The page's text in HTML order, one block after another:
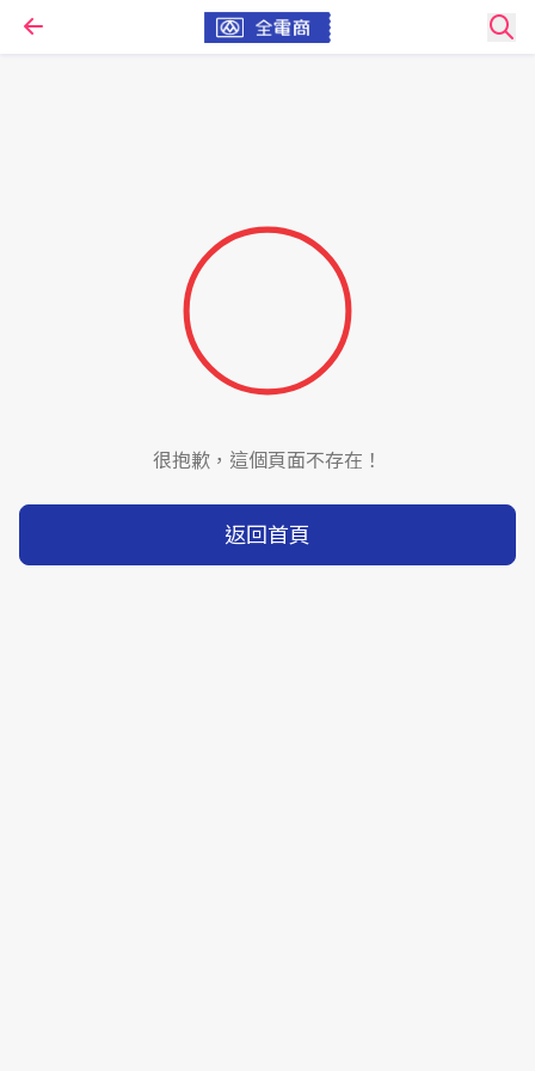
很抱歉，這個頁面不存在！
返回首頁